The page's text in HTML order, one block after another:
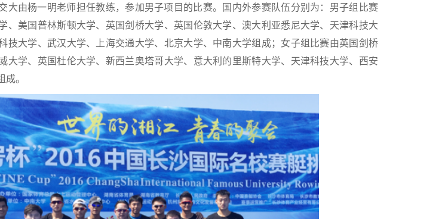
大由杨一明老师担任教练，参加男子项目的比赛。国内外参赛队伍分别为：男子组比赛
、美国普林斯顿大学、英国剑桥大学、英国伦敦大学、澳大利亚悉尼大学、天津科技大
技大学、武汉大学、上海交通大学、北京大学、中南大学组成；女子组比赛由英国剑桥
大学、英国杜伦大学、新西兰奥塔哥大学、意大利的里斯特大学、天津科技大学、西安
。